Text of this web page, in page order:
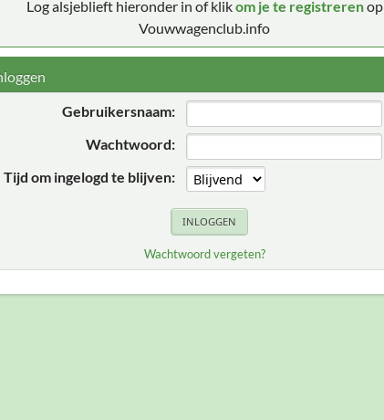
Log alsjeblieft hieronder in of klikom je te registrerenop
Vouwwagenclub.info
Gebruikersnaam:
Wachtwoord:
Tijd om ingelogd te blijven:
Wachtwoord vergeten?